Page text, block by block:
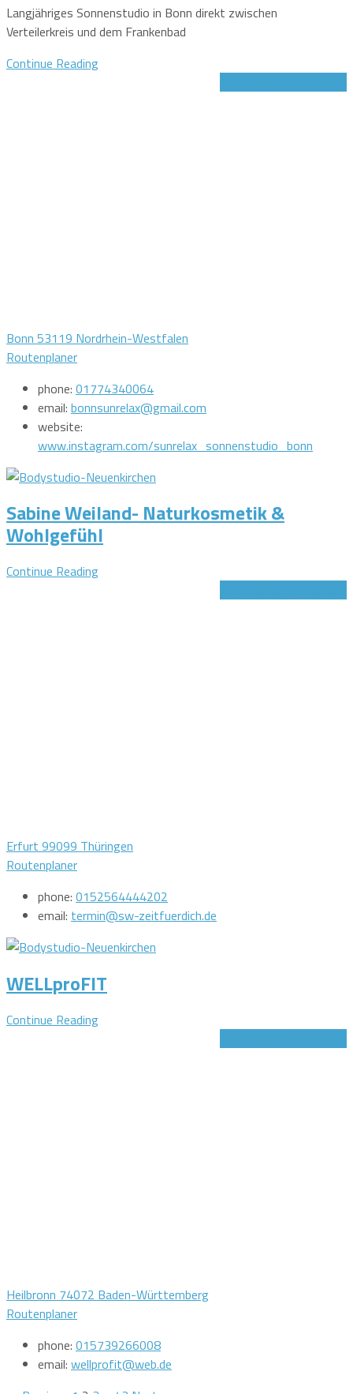
Langjähriges Sonnenstudio in Bonn direkt zwischen
Verteilerkreis und dem Frankenbad
Continue Reading
Bonn 53119 Nordrhein-Westfalen
Routenplaner
phone: 01774340064
email: bonnsunrelax@gmail.com
website:
www.instagram.com/sunrelax_sonnenstudio_bonn
Sabine Weiland- Naturkosmetik &
Wohlgefühl
Continue Reading
Erfurt 99099 Thüringen
Routenplaner
phone: 0152564444202
email: termin@sw-zeitfuerdich.de
WELLproFIT
Continue Reading
Heilbronn 74072 Baden-Württemberg
Routenplaner
phone: 015739266008
email: wellprofit@web.de